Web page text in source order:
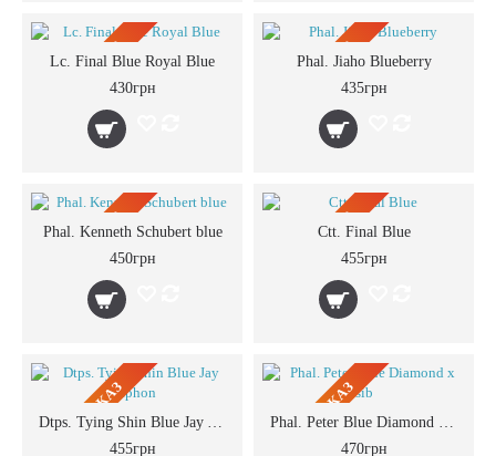
ПРЕДЗАКАЗ
Lc. Final Blue Royal Blue
430грн
ПРЕДЗАКАЗ
Phal. Jiaho Blueberry
435грн
ПРЕДЗАКАЗ
Phal. Kenneth Schubert blue
450грн
ПРЕДЗАКАЗ
Ctt. Final Blue
455грн
ПРЕДЗАКАЗ
Dtps. Tying Shin Blue Jay Yaphon
455грн
ПРЕДЗАКАЗ
Phal. Peter Blue Diamond x sib
470грн